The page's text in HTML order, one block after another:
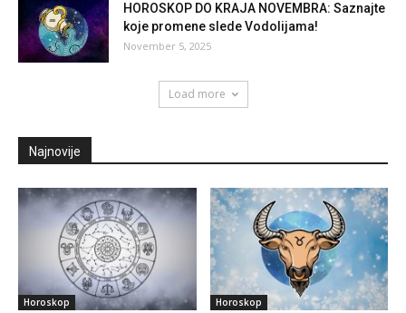
HOROSKOP DO KRAJA NOVEMBRA: Saznajte
koje promene slede Vodolijama!
November 5, 2025
Load more
Najnovije
Horoskop Horoskop